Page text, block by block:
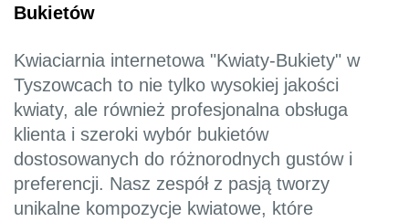
Bukietów
Kwiaciarnia internetowa "Kwiaty-Bukiety" w
Tyszowcach to nie tylko wysokiej jakości
kwiaty, ale również profesjonalna obsługa
klienta i szeroki wybór bukietów
dostosowanych do różnorodnych gustów i
preferencji. Nasz zespół z pasją tworzy
unikalne kompozycje kwiatowe, które